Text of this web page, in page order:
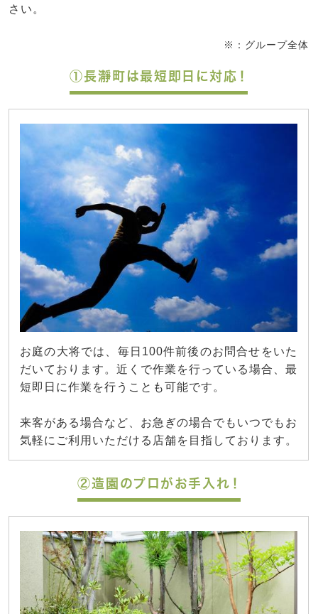
さい。
※：グループ全体
①長瀞町は最短即日に対応！
お庭の大将では、毎日100件前後のお問合せをいた
だいております。近くで作業を行っている場合、最
短即日に作業を行うことも可能です。
来客がある場合など、お急ぎの場合でもいつでもお
気軽にご利用いただける店舗を目指しております。
②造園のプロがお手入れ！